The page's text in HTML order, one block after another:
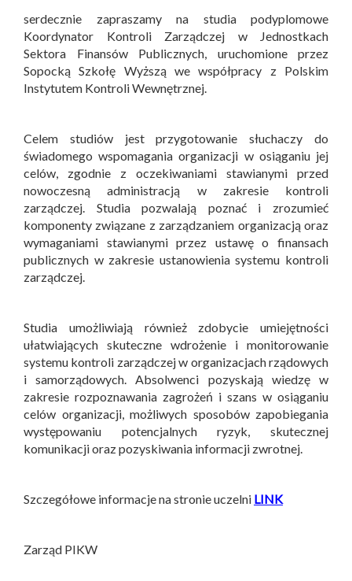
serdecznie zapraszamy na studia podyplomowe
Koordynator Kontroli Zarządczej w Jednostkach
Sektora Finansów Publicznych, uruchomione przez
Sopocką Szkołę Wyższą we współpracy z Polskim
Instytutem Kontroli Wewnętrznej.
Celem studiów jest przygotowanie słuchaczy do
świadomego wspomagania organizacji w osiąganiu jej
celów, zgodnie z oczekiwaniami stawianymi przed
nowoczesną administracją w zakresie kontroli
zarządczej. Studia pozwalają poznać i zrozumieć
komponenty związane z zarządzaniem organizacją oraz
wymaganiami stawianymi przez ustawę o finansach
publicznych w zakresie ustanowienia systemu kontroli
zarządczej.
Studia umożliwiają również zdobycie umiejętności
ułatwiających skuteczne wdrożenie i monitorowanie
systemu kontroli zarządczej w organizacjach rządowych
i samorządowych. Absolwenci pozyskają wiedzę w
zakresie rozpoznawania zagrożeń i szans w osiąganiu
celów organizacji, możliwych sposobów zapobiegania
występowaniu potencjalnych ryzyk, skutecznej
komunikacji oraz pozyskiwania informacji zwrotnej.
Szczegółowe informacje na stronie uczelni LINK
Zarząd PIKW